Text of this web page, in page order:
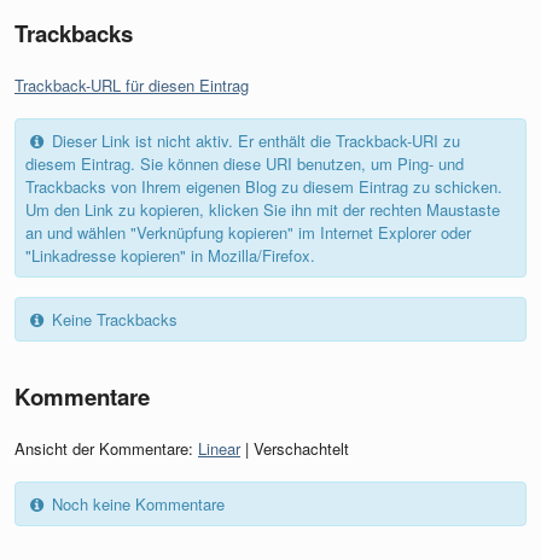
Trackbacks
Trackback-URL für diesen Eintrag
Dieser Link ist nicht aktiv. Er enthält die Trackback-URI zu
diesem Eintrag. Sie können diese URI benutzen, um Ping- und
Trackbacks von Ihrem eigenen Blog zu diesem Eintrag zu schicken.
Um den Link zu kopieren, klicken Sie ihn mit der rechten Maustaste
an und wählen "Verknüpfung kopieren" im Internet Explorer oder
"Linkadresse kopieren" in Mozilla/Firefox.
Keine Trackbacks
Kommentare
Ansicht der Kommentare: Linear| Verschachtelt
Noch keine Kommentare